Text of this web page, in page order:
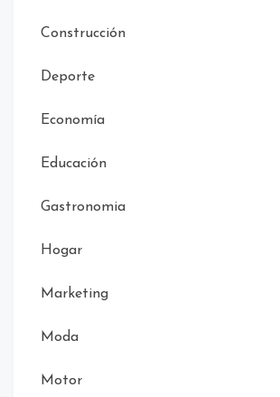
Construcción
Deporte
Economía
Educación
Gastronomia
Hogar
Marketing
Moda
Motor